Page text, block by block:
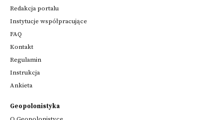
Redakcja portalu
Instytucje współpracujące
FAQ
Kontakt
Regulamin
Instrukcja
Ankieta
Geopolonistyka